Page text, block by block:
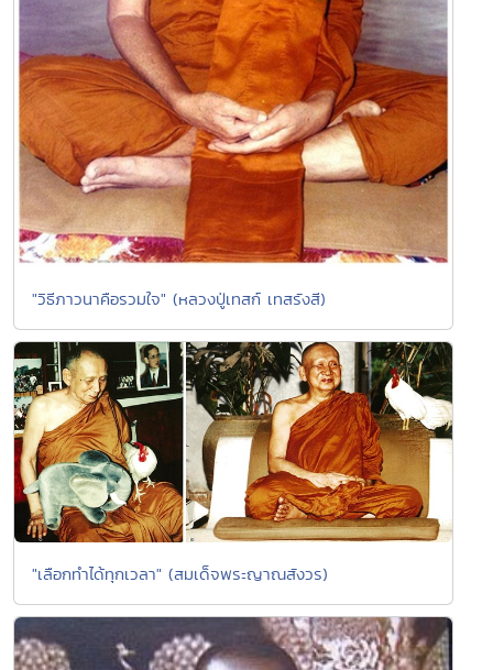
"วิธีภาวนาคือรวมใจ" (หลวงปู่เทสก์ เทสรังสี)
"เลือกทำได้ทุกเวลา" (สมเด็จพระญาณสังวร)